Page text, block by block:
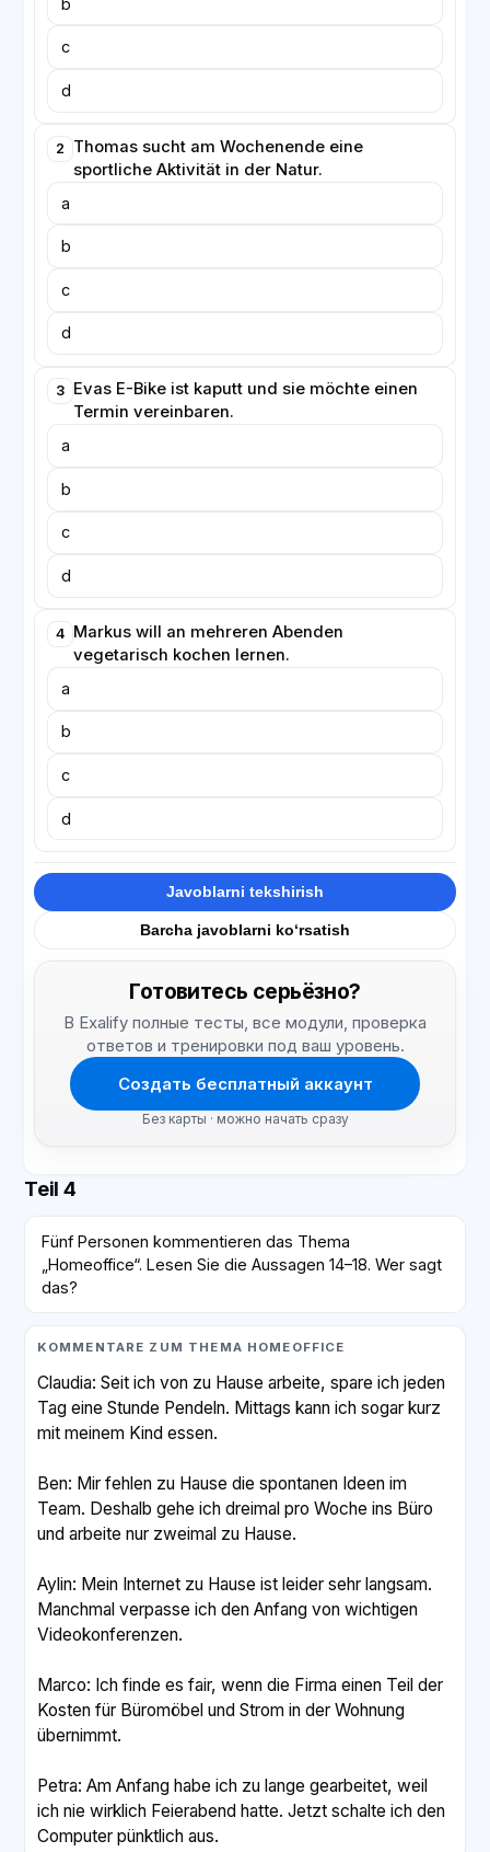
c
d
2
Thomas sucht am Wochenende eine
sportliche Aktivität in der Natur.
a
b
c
d
3
Evas E-Bike ist kaputt und sie möchte einen
Termin vereinbaren.
a
b
c
d
4 Markus will an mehreren Abenden
vegetarisch kochen lernen.
a
b
c
d
Javoblarni tekshirish
Barcha javoblarni ko‘rsatish
Готовитесь серьёзно?
В Exalify полные тесты, все модули, проверка
ответов и тренировки под ваш уровень.
Создать бесплатный аккаунт
Без карты · можно начать сразу
Teil 4
Fünf Personen kommentieren das Thema
„Homeoffice“. Lesen Sie die Aussagen 14–18. Wer sagt
das?
KOMMENTARE ZUM THEMA HOMEOFFICE
Claudia: Seit ich von zu Hause arbeite, spare ich jeden
Tag eine Stunde Pendeln. Mittags kann ich sogar kurz
mit meinem Kind essen.
Ben: Mir fehlen zu Hause die spontanen Ideen im
Team. Deshalb gehe ich dreimal pro Woche ins Büro
und arbeite nur zweimal zu Hause.
Aylin: Mein Internet zu Hause ist leider sehr langsam.
Manchmal verpasse ich den Anfang von wichtigen
Videokonferenzen.
Marco: Ich finde es fair, wenn die Firma einen Teil der
Kosten für Büromöbel und Strom in der Wohnung
übernimmt.
Petra: Am Anfang habe ich zu lange gearbeitet, weil
ich nie wirklich Feierabend hatte. Jetzt schalte ich den
Computer pünktlich aus.